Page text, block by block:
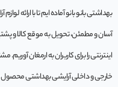
بهداشتی بانو بانو آماده ایم تا با ارائه
آسان و مطمئن، تحویل به موقع کالا و
اینترنتی را برای کاربران به ارمغان
خارجی و داخلی آرایشی بهداشتی محصول